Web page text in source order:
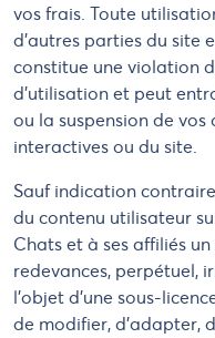
vos frais. Toute
d'autres parties du site
constitue une violation
d'utilisation et peut
ou la suspension de
interactives ou du site.
Sauf indication
du contenu utilisateur
Chats et à ses affiliés
redevances, perpétuel,
l'objet d'une sous-
de modifier, d'adapter,